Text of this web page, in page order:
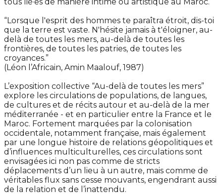
“Lorsque l'esprit des hommes te paraîtra étroit, dis-toi
que la terre est vaste. N'hésite jamais à t'éloigner, au-
delà de toutes les mers, au-delà de toutes les
frontières, de toutes les patries, de toutes les
croyances.”
(Léon l’Africain, Amin Maalouf, 1987)
L’exposition collective “Au-delà de toutes les mers”
explore les circulations de populations, de langues,
de cultures et de récits autour et au-delà de la mer
méditerranée - et en particulier entre la France et le
Maroc. Fortement marquées par la colonisation
occidentale, notamment française, mais également
par une longue histoire de relations géopolitiques et
d’influences multiculturelles, ces circulations sont
envisagées ici non pas comme de stricts
déplacements d’un lieu à un autre, mais comme de
véritables flux sans cesse mouvants, engendrant aussi
de la relation et de l’inattendu.